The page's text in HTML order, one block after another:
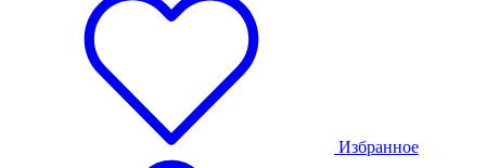
Избранное